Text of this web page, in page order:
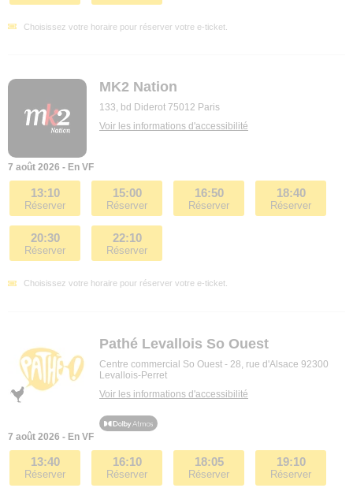
Choisissez votre horaire pour réserver votre e-ticket.
MK2 Nation
133, bd Diderot 75012 Paris
Voir les informations d'accessibilité
7 août 2026 - En VF
13:10
Réserver
15:00
Réserver
16:50
Réserver
18:40
Réserver
20:30
Réserver
22:10
Réserver
Choisissez votre horaire pour réserver votre e-ticket.
Pathé Levallois So Ouest
Centre commercial So Ouest - 28, rue d'Alsace 92300
Levallois-Perret
Voir les informations d'accessibilité
7 août 2026 - En VF
13:40
Réserver
16:10
Réserver
18:05
Réserver
19:10
Réserver